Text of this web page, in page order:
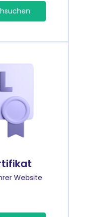
Website